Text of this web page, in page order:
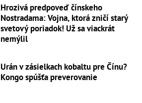
Hrozivá predpoveď čínskeho
Nostradama: Vojna, ktorá zničí starý
svetový poriadok! Už sa viackrát
nemýlil
Urán v zásielkach kobaltu pre Čínu?
Kongo spúšťa preverovanie